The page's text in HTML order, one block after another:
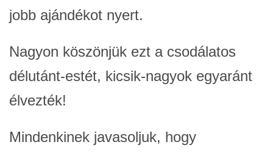
jobb ajándékot nyert.
Nagyon köszönjük ezt a csodálatos
délutánt-estét, kicsik-nagyok egyaránt
élvezték!
Mindenkinek javasoljuk, hogy